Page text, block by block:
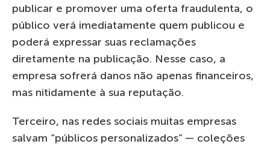
publicar e promover uma oferta fraudulenta, o
público verá imediatamente quem publicou e
poderá expressar suas reclamações
diretamente na publicação. Nesse caso, a
empresa sofrerá danos não apenas financeiros,
mas nitidamente à sua reputação.
Terceiro, nas redes sociais muitas empresas
salvam “públicos personalizados” — coleções